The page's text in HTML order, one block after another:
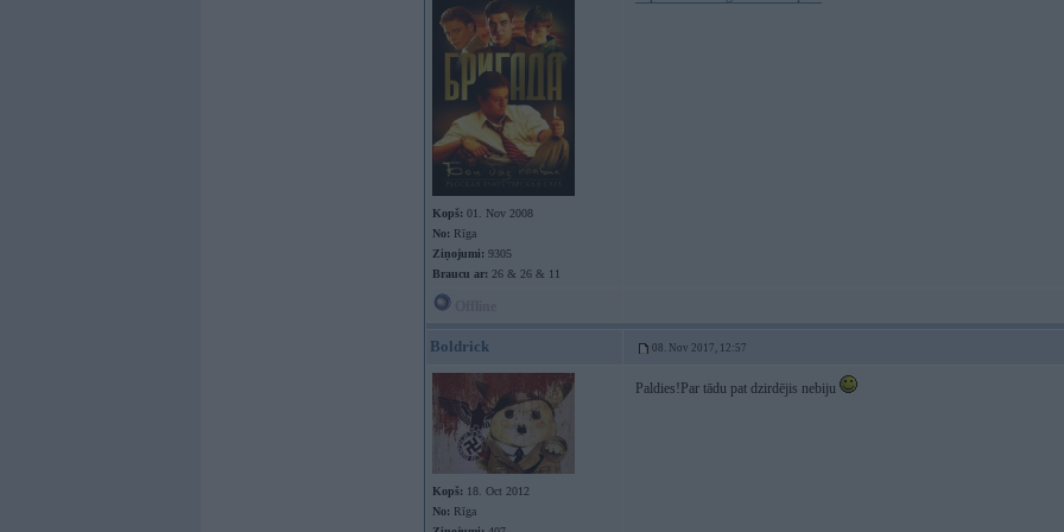
Kopš: 01. Nov 2008
No: Rīga
Ziņojumi: 9305
Braucu ar: 26 & 26 & 11
Boldrick 08. Nov 2017, 12:57
Kopš: 18. Oct 2012
No: Rīga
Paldies!Par tādu pat dzirdējis nebiju